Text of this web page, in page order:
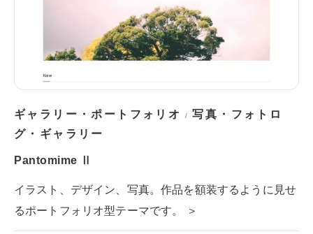
ギャラリー・ポートフォリオ /写真・フォトロ
グ・ギャラリー
Pantomime Ⅱ
イラスト、デザイン、写真。作品を額装するように見せ
るポートフォリオ型テーマです。 ＞